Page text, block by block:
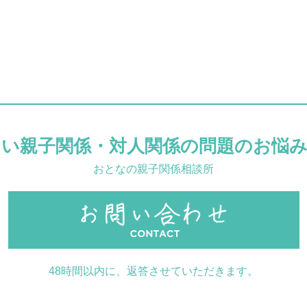
親子関係・ 対人関係の問題のお悩
おとなの親子関係相談所
48時間以内に、返答させていただきます。